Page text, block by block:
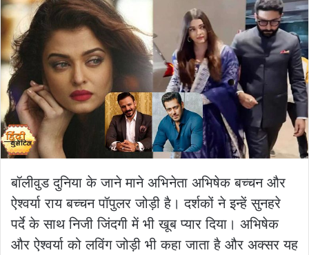
बॉलीवुड दुनिया के जाने माने अभिनेता अभिषेक बच्चन और
ऐश्वर्या राय बच्चन पॉपुलर जोड़ी है। दर्शकों ने इन्हें सुनहरे
पर्दे के साथ निजी जिंदगी में भी खूब प्यार दिया। अभिषेक
और ऐश्वर्या को लविंग जोड़ी भी कहा जाता है और अक्सर यह